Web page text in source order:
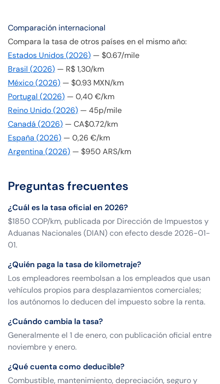
Comparación internacional
Compara la tasa de otros países en el mismo año:
Estados Unidos(2026) — $0.67/mile
Brasil (2026) — R$ 1,30/km
México(2026) — $0.93 MXN/km
Portugal (2026) — 0,40 €/km
Reino Unido(2026) — 45p/mile
Canadá (2026) — CA$0.72/km
España (2026) — 0,26 €/km
Argentina (2026) — $950 ARS/km
Preguntas frecuentes
¿Cuál es la tasa oficial en 2026?
$1850 COP/km, publicada por Dirección de Impuestos y
Aduanas Nacionales (DIAN) con efecto desde 2026-01-
01.
¿Quién paga la tasa de kilometraje?
Los empleadores reembolsan a los empleados que usan
vehículos propios para desplazamientos comerciales;
los autónomos lo deducen del impuesto sobre la renta.
¿Cuándo cambia la tasa?
Generalmente el 1 de enero, con publicación oficial entre
noviembre y enero.
¿Qué cuenta como deducible?
Combustible, mantenimiento, depreciación, seguro y